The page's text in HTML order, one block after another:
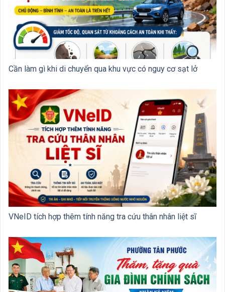
Cần làm gì khi di chuyển qua khu vực có nguy cơ sạt lở
VNeID tích hợp thêm tính năng tra cứu thân nhân liệt sĩ